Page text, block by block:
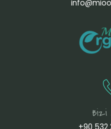
Bizi
+90 532